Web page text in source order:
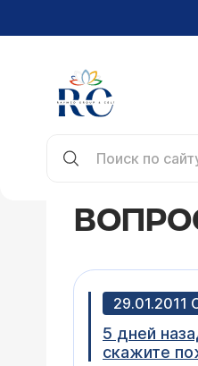
29.01.2011
5 дней
скажите